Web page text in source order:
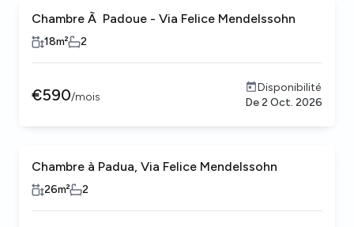
Chambre Ã Padoue - Via Felice Mendelssohn
18m² 2
€590/mois
Disponibilité
De2 Oct. 2026
Chambre à Padua, Via Felice Mendelssohn
26m² 2